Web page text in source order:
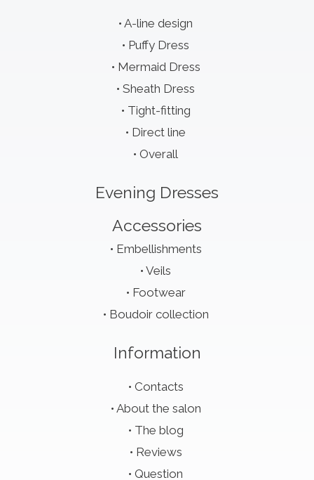
A-line design
Puffy Dress
Mermaid Dress
Sheath Dress
Tight-fitting
Direct line
Overall
Evening Dresses
Accessories
Embellishments
Veils
Footwear
Boudoir collection
Information
Contacts
About the salon
The blog
Reviews
Question